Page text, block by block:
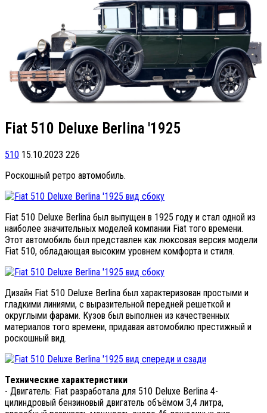
Fiat 510 Deluxe Berlina '1925
510 15.10.2023 226
Роскошный ретро автомобиль.
Fiat 510 Deluxe Berlina был выпущен в 1925 году и стал одной из
наиболее значительных моделей компании Fiat того времени.
Этот автомобиль был представлен как люксовая версия модели
Fiat 510, обладающая высоким уровнем комфорта и стиля.
Дизайн Fiat 510 Deluxe Berlina был характеризован простыми и
гладкими линиями, с выразительной передней решеткой и
округлыми фарами. Кузов был выполнен из качественных
материалов того времени, придавая автомобилю престижный и
роскошный вид.
Технические характеристики
- Двигатель: Fiat разработала для 510 Deluxe Berlina 4-
цилиндровый бензиновый двигатель объёмом 3,4 литра,